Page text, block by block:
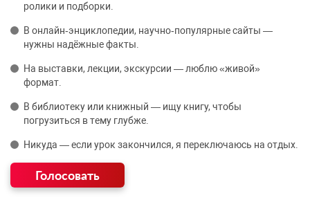
ролики и подборки.
В онлайн‑энциклопедии, научно‑популярные сайты —
нужны надёжные факты.
На выставки, лекции, экскурсии — люблю «живой»
формат.
В библиотеку или книжный — ищу книгу, чтобы
погрузиться в тему глубже.
Никуда — если урок закончился, я переключаюсь на отдых.